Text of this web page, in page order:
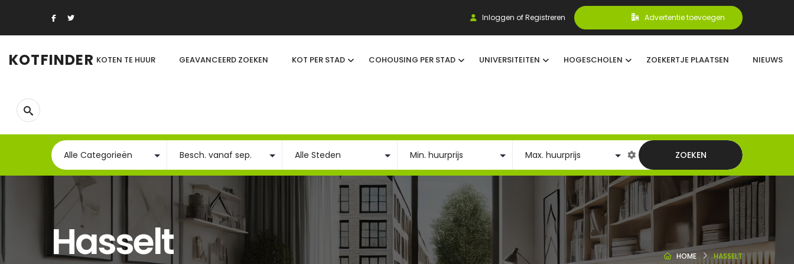
Inloggen of Registreren Advertentie toevoegen
KOTFINDER KOTEN TE HUUR GEAVANCEERD ZOEKEN KOT PER STAD COHOUSING PER STAD UNIVERSITEITEN HOGESCHOLEN ZOEKERTJE PLAATSEN NIEUWS
ZOEKEN
Hasselt HOME HASSELT